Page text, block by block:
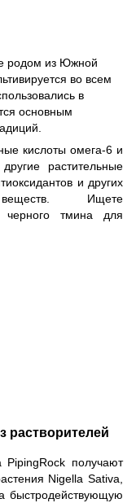
родом из Южной
во всем
в
основным
кислоты омега-6 и
растительные
и других
веществ. Ищете
черного тмина для
растворителей
получают
Nigella Sativa,
быстродействующую